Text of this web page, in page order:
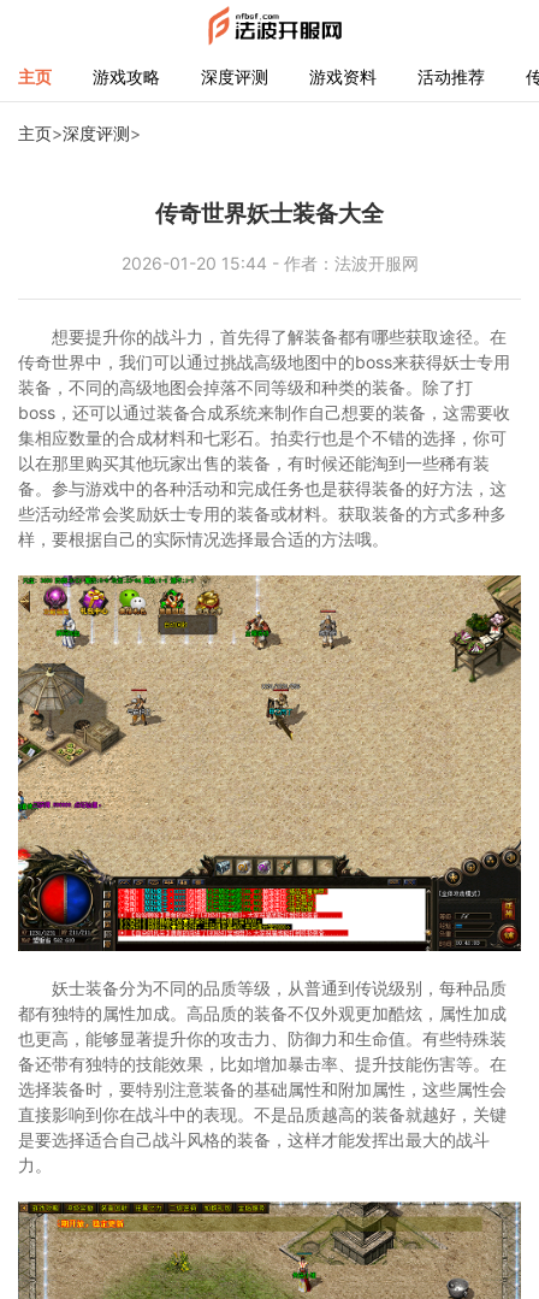
主页 游戏攻略 深度评测 游戏资料 活动推荐
主页>深度评测>
传奇世界妖士装备大全
2026-01-20 15:44 - 作者：法波开服网
想要提升你的战斗力，首先得了解装备都有哪些获取途径。在
传奇世界中，我们可以通过挑战高级地图中的boss来获得妖士专用
装备，不同的高级地图会掉落不同等级和种类的装备。除了打
boss，还可以通过装备合成系统来制作自己想要的装备，这需要收
集相应数量的合成材料和七彩石。拍卖行也是个不错的选择，你可
以在那里购买其他玩家出售的装备，有时候还能淘到一些稀有装
备。参与游戏中的各种活动和完成任务也是获得装备的好方法，这
些活动经常会奖励妖士专用的装备或材料。获取装备的方式多种多
样，要根据自己的实际情况选择最合适的方法哦。
妖士装备分为不同的品质等级，从普通到传说级别，每种品质
都有独特的属性加成。高品质的装备不仅外观更加酷炫，属性加成
也更高，能够显著提升你的攻击力、防御力和生命值。有些特殊装
备还带有独特的技能效果，比如增加暴击率、提升技能伤害等。在
选择装备时，要特别注意装备的基础属性和附加属性，这些属性会
直接影响到你在战斗中的表现。不是品质越高的装备就越好，关键
是要选择适合自己战斗风格的装备，这样才能发挥出最大的战斗
力。